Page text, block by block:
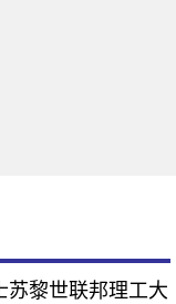
苏黎世联邦理工大